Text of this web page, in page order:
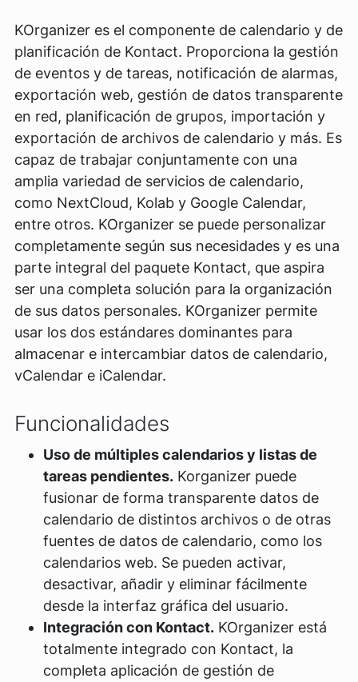
KOrganizer es el componente de calendario y de
planificación de Kontact. Proporciona la gestión
de eventos y de tareas, notificación de alarmas,
exportación web, gestión de datos transparente
en red, planificación de grupos, importación y
exportación de archivos de calendario y más. Es
capaz de trabajar conjuntamente con una
amplia variedad de servicios de calendario,
como NextCloud, Kolab y Google Calendar,
entre otros. KOrganizer se puede personalizar
completamente según sus necesidades y es una
parte integral del paquete Kontact, que aspira
ser una completa solución para la organización
de sus datos personales. KOrganizer permite
usar los dos estándares dominantes para
almacenar e intercambiar datos de calendario,
vCalendar e iCalendar.
Funcionalidades
Uso de múltiples calendarios y listas de
tareas pendientes. Korganizer puede
fusionar de forma transparente datos de
calendario de distintos archivos o de otras
fuentes de datos de calendario, como los
calendarios web. Se pueden activar,
desactivar, añadir y eliminar fácilmente
desde la interfaz gráfica del usuario.
Integración con Kontact. KOrganizer está
totalmente integrado con Kontact, la
completa aplicación de gestión de